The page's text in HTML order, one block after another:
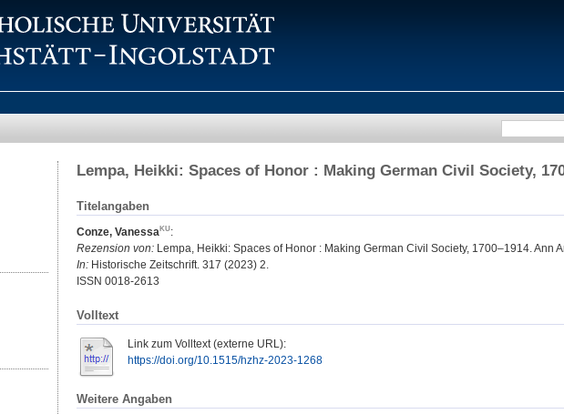
Lempa, Heikki: Spaces of Honor : Making German Civil Society,
Titelangaben
Conze, Vanessa
:
Rezension von: Lempa, Heikki: Spaces of Honor : Making German Civil Society, 1700–1914. Ann
In: Historische Zeitschrift. 317 (2023) 2.
ISSN 0018-2613
Volltext
Link zum Volltext (externe URL):
https://doi.org/10.1515/hzhz-2023-1268
Weitere Angaben